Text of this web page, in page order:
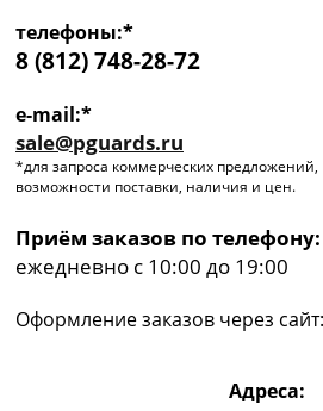
телефоны:*
8 (812) 748-28-72
e-mail:*
sale@pguards.ru
*для запроса коммерческих предложений,
возможности поставки, наличия и цен.
Приём заказов по телефону:
ежедневно с 10:00 до 19:00
Оформление заказов через сайт:
Адреса: